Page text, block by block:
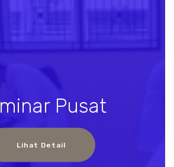
Pusat
Lihat Detail